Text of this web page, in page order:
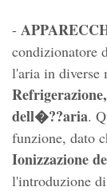
-
condizionatore
l'aria in diverse
dell�??aria.
funzione, dato
Ionizzazione
l'introduzione